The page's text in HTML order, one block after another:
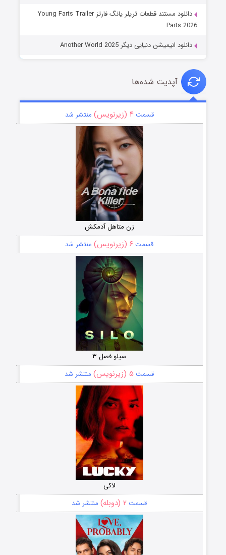
دانلود مستند قطعات تریلر یانگ فارتز Young Farts Trailer
Parts 2026
دانلود انیمیشن دنیایی دیگر Another World 2025
آپدیت شده‌ها
قسمت۴ (زیرنویس) منتشر شد
زن متاهل آدمکش
قسمت ۶ (زیرنویس) منتشر شد
سیلو فصل ۳
قسمت ۵ (زیرنویس) منتشر شد
لاکی
قسمت ۲ (دوبله) منتشر شد